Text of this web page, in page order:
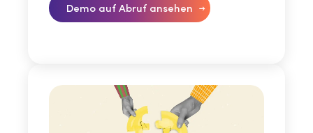
Demo auf Abruf ansehen